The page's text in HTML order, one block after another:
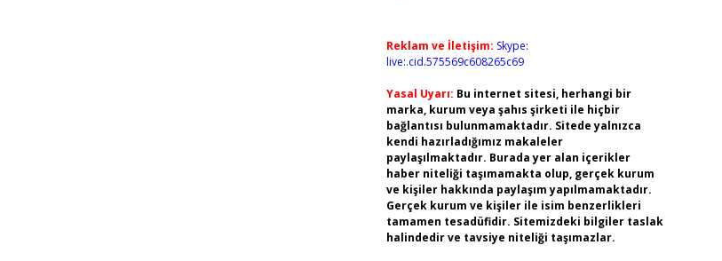
Reklam ve İletişim: Skype:
live:.cid.575569c608265c69
Yasal Uyarı: Bu internet sitesi, herhangi bir
marka, kurum veya şahıs şirketi ile hiçbir
bağlantısı bulunmamaktadır. Sitede yalnızca
kendi hazırladığımız makaleler
paylaşılmaktadır. Burada yer alan içerikler
haber niteliği taşımamakta olup, gerçek kurum
ve kişiler hakkında paylaşım yapılmamaktadır.
Gerçek kurum ve kişiler ile isim benzerlikleri
tamamen tesadüfidir. Sitemizdeki bilgiler taslak
halindedir ve tavsiye niteliği taşımazlar.